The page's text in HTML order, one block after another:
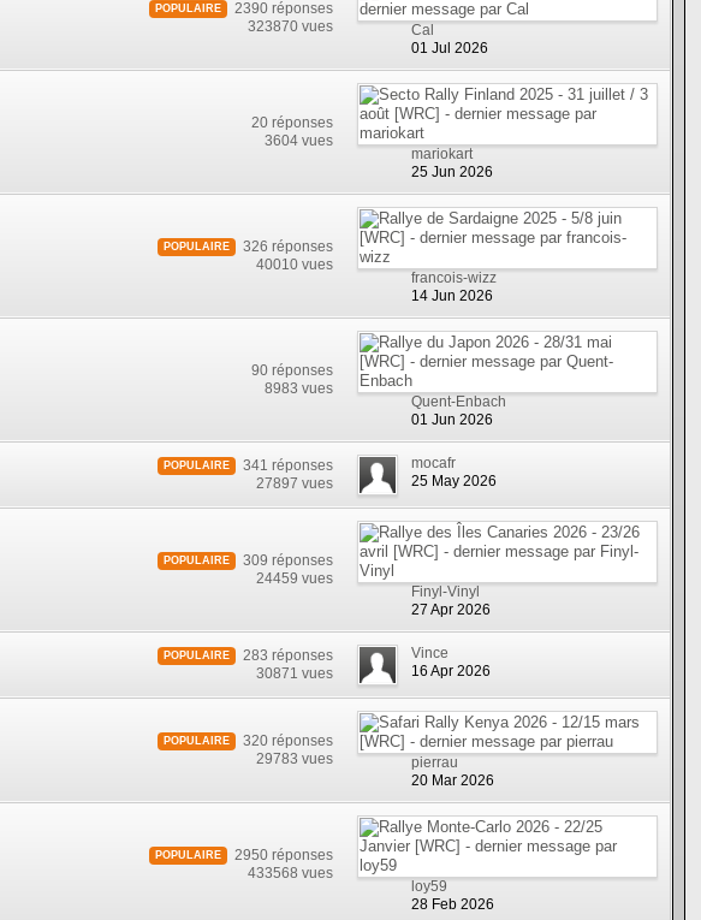
POPULAIRE
2390 réponses
323870 vues
Cal
01 Jul 2026
20 réponses
3604 vues
mariokart
25 Jun 2026
POPULAIRE
326 réponses
40010 vues
francois-wizz
14 Jun 2026
90 réponses
8983 vues
Quent-Enbach
01 Jun 2026
POPULAIRE
341 réponses
27897 vues
mocafr
25 May 2026
POPULAIRE
309 réponses
24459 vues
Finyl-Vinyl
27 Apr 2026
POPULAIRE
283 réponses
30871 vues
Vince
16 Apr 2026
POPULAIRE
320 réponses
29783 vues
pierrau
20 Mar 2026
POPULAIRE
2950 réponses
433568 vues
loy59
28 Feb 2026